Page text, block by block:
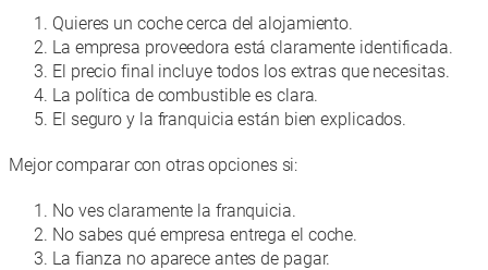
Quieres un coche cerca del alojamiento.
La empresa proveedora está claramente identificada.
El precio final incluye todos los extras que necesitas.
La política de combustible es clara.
El seguro y la franquicia están bien explicados.
Mejor comparar con otras opciones si:
No ves claramente la franquicia.
No sabes qué empresa entrega el coche.
La fianza no aparece antes de pagar.